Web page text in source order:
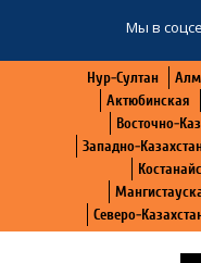
Мы в
Нур-Султан
Актюбинская
Восточно-
Западно-
Северо-